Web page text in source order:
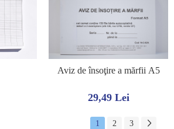
Aviz de însoţire a mărfii A5
29,49 Lei
1 2 3